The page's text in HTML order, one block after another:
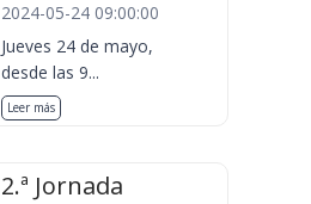
2024-05-24 09:00:00
Jueves 24 de mayo,
desde las 9...
Leer más
2.ª Jornada